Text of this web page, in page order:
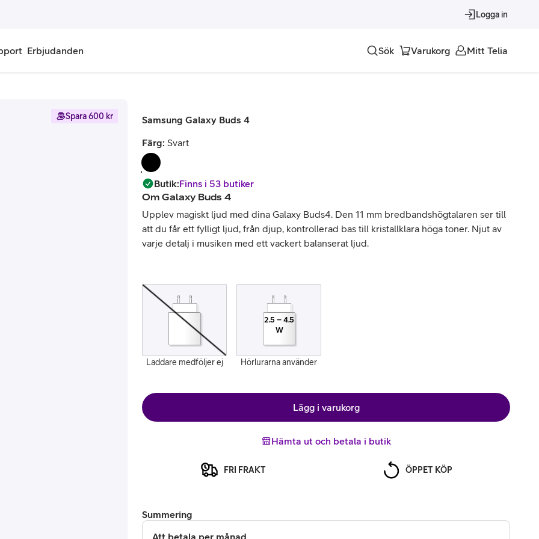
Logga in
Köp kontantkort
Ladda kontantkort
Laddningscheck
Registrera kontantkort Roaming – samtal och surf i utlandet
Erbjudanden Sök Varukorg Mitt Telia
Samsung Galaxy Buds 4
Spara 600 kr
Färg: Svart
Butik:Finns i 53 butiker
Om Galaxy Buds 4
Upplev magiskt ljud med dina Galaxy Buds4. Den 11 mm bredbandshögtalaren ser till
att du får ett fylligt ljud, från djup, kontrollerad bas till kristallklara höga toner. Njut av
varje detalj i musiken med ett vackert balanserat ljud.
Laddare medföljer ej Hörlurarna använder
2.5 – 4.5
W
Lägg i varukorg
Hämta ut och betala i butik
FRI FRAKT ÖPPET KÖP
Summering
Att betala per månad